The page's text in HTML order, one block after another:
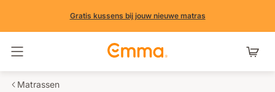
Gratis kussens bij jouw nieuwe matras
Navigatie in- en uitschakelen
Matrassen